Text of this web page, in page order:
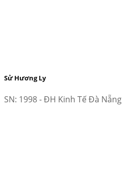
Sử Hương Ly
SN: 1998 - ĐH Kinh Tế Đà Nẵng